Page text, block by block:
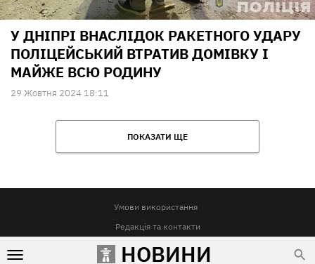
НОВИНИ
У ДНІПРІ ВНАСЛІДОК РАКЕТНОГО УДАРУ
ПОЛІЦЕЙСЬКИЙ ВТРАТИВ ДОМІВКУ І
МАЙЖЕ ВСЮ РОДИНУ
29 Жовтня 2024 18:11
ПОКАЗАТИ ЩЕ
Умови використання
Редакція та контакти
Реклама на сайті